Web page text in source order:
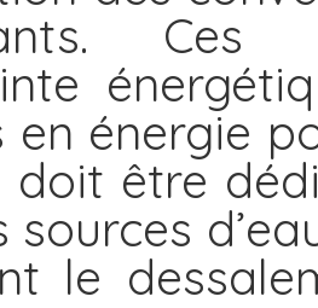
Ces
en énergie
doit être
sources
le